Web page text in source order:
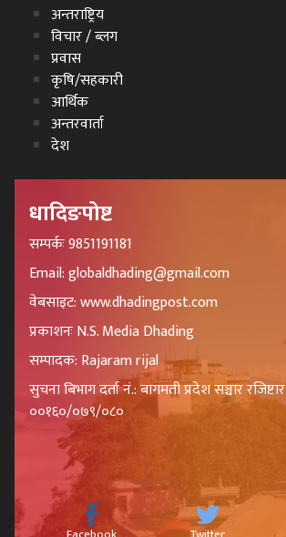
अन्तराष्ट्रिय
विचार / ब्लग
प्रवास
कृषि/सहकारी
आर्थिक
अन्तरवार्ता
देश
धादिङपोष्ट
सम्पर्कः 9851191181
Email: globaldhading@gmail.com
वेबसाइट: www.dhadingpost.com
प्रकाशनः N.S. Media Dhading
सम्पादक: Rajaram rijal
सुचना बिभाग दर्ता नं.: बागमती प्रदेश सञ्चार रजिष्टार
००१६०/०७९/०८०